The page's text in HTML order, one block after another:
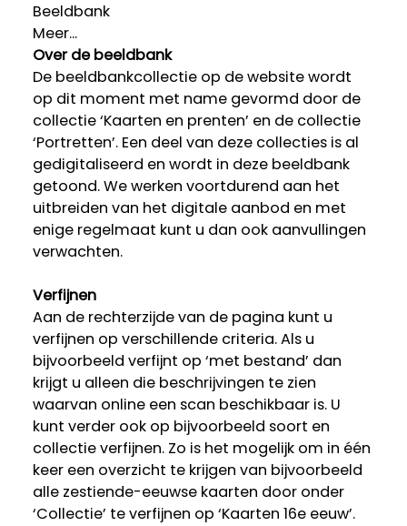
Beeldbank
Meer...
Over de beeldbank
De beeldbankcollectie op de website wordt
op dit moment met name gevormd door de
collectie ‘Kaarten en prenten’ en de collectie
‘Portretten’. Een deel van deze collecties is al
gedigitaliseerd en wordt in deze beeldbank
getoond. We werken voortdurend aan het
uitbreiden van het digitale aanbod en met
enige regelmaat kunt u dan ook aanvullingen
verwachten.
Verfijnen
Aan de rechterzijde van de pagina kunt u
verfijnen op verschillende criteria. Als u
bijvoorbeeld verfijnt op ‘met bestand’ dan
krijgt u alleen die beschrijvingen te zien
waarvan online een scan beschikbaar is. U
kunt verder ook op bijvoorbeeld soort en
collectie verfijnen. Zo is het mogelijk om in één
keer een overzicht te krijgen van bijvoorbeeld
alle zestiende-eeuwse kaarten door onder
‘Collectie’ te verfijnen op ‘Kaarten 16e eeuw’.